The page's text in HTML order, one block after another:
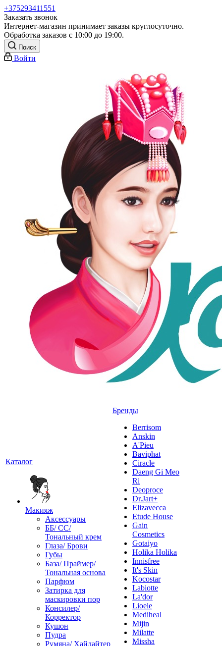
+375293411551
Заказать звонок
Интернет-магазин принимает заказы круглосуточно.
Обработка заказов с 10:00 до 19:00.
Поиск
Войти
Каталог
Макияж
Аксессуары
ББ/ СС/
Тональный крем
Глаза/ Брови
Губы
База/ Праймер/
Тональная основа
Парфюм
Затирка для
маскировки пор
Консилер/
Корректор
Кушон
Пудра
Румяна/ Хайлайтер
Бренды
Berrisom
Anskin
A'Pieu
Baviphat
Ciracle
Daeng Gi Meo
Ri
Deoproce
Dr.Jart+
Elizavecca
Etude House
Gain
Cosmetics
Gotaiyo
Holika Holika
Innisfree
It's Skin
Kocostar
Labiotte
La'dor
Lioele
Mediheal
Mijin
Milatte
Missha